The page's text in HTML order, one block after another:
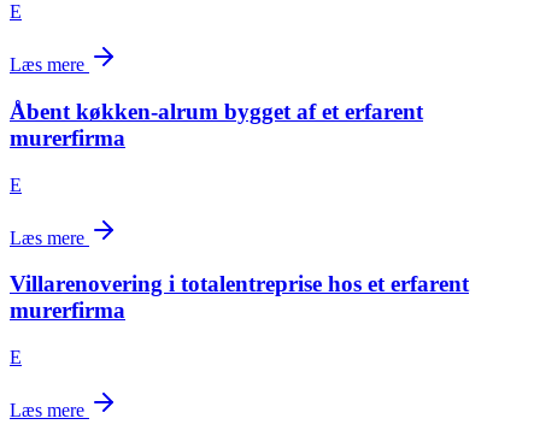
E
Læs mere
Åbent køkken-alrum bygget af et erfarent
murerfirma
E
Læs mere
Villarenovering i totalentreprise hos et erfarent
murerfirma
E
Læs mere